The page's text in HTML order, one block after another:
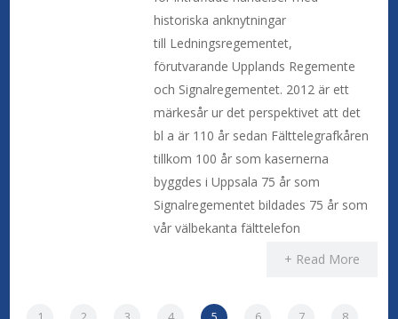
historiska anknytningar
till Ledningsregementet,
förutvarande Upplands Regemente
och Signalregementet. 2012 är ett
märkesår ur det perspektivet att det
bl a är 110 år sedan Fälttelegrafkåren
tillkom 100 år som kasernerna
byggdes i Uppsala 75 år som
Signalregementet bildades 75 år som
vår välbekanta fälttelefon
+ Read More
1 2 3 4 5 6 7 8